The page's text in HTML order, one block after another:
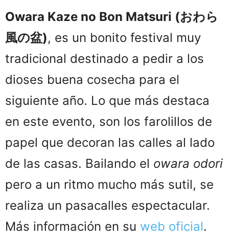
Owara Kaze no Bon Matsuri (おわら
風の盆), es un bonito festival muy
tradicional destinado a pedir a los
dioses buena cosecha para el
siguiente año. Lo que más destaca
en este evento, son los farolillos de
papel que decoran las calles al lado
de las casas. Bailando el owara odori
pero a un ritmo mucho más sutil, se
realiza un pasacalles espectacular.
Más información en su web oficial.